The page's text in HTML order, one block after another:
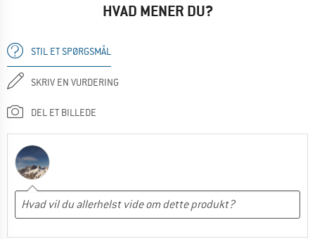
HVAD MENER DU?
STIL ET SPØRGSMÅL
SKRIV EN VURDERING
DEL ET BILLEDE